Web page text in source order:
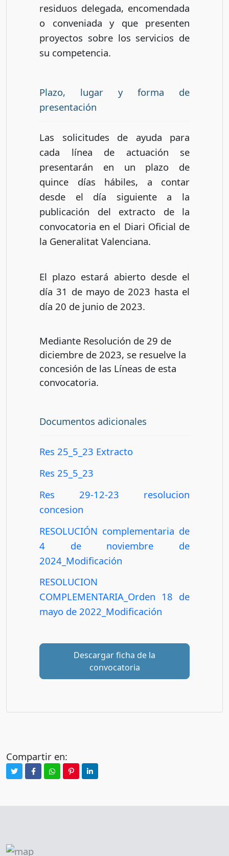
residuos delegada, encomendada
o conveniada y que presenten
proyectos sobre los servicios de
su competencia.
Plazo, lugar y forma de
presentación
Las solicitudes de ayuda para
cada línea de actuación se
presentarán en un plazo de
quince días hábiles, a contar
desde el día siguiente a la
publicación del extracto de la
convocatoria en el Diari Oficial de
la Generalitat Valenciana.
El plazo estará abierto desde el
día 31 de mayo de 2023 hasta el
día 20 de junio de 2023.
Mediante Resolución de 29 de
diciembre de 2023, se resuelve la
concesión de las Líneas de esta
convocatoria.
Documentos adicionales
Res 25_5_23 Extracto
Res 25_5_23
Res 29-12-23 resolucion
concesion
RESOLUCIÓN complementaria de
4 de noviembre de
2024_Modificación
RESOLUCION
COMPLEMENTARIA_Orden 18 de
mayo de 2022_Modificación
Descargar ficha de la
convocatoria
Compartir en: